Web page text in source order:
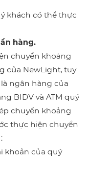
khách có thể thực
hàng.
chuyển khoảng
của NewLight, tuy
ngân hàng của
BIDV và ATM quý
chuyển khoảng
thực hiện chuyển
khoản của quý